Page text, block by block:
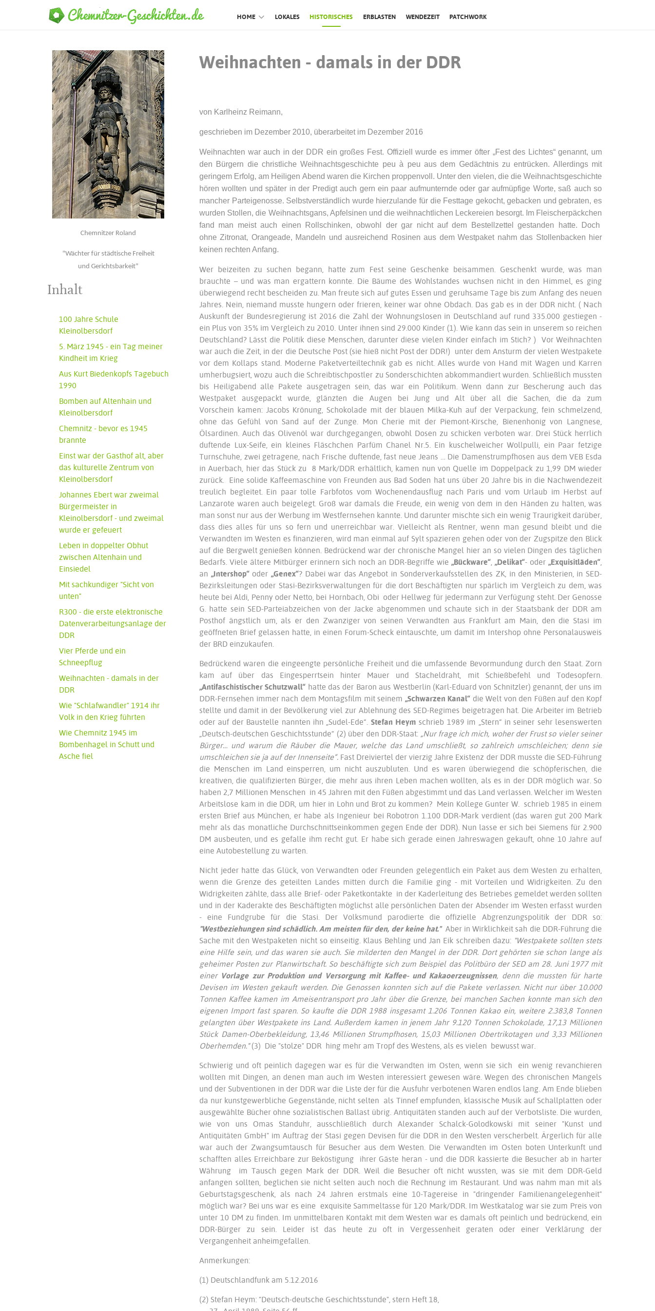
HOME LOKALES HISTORISCHES ERBLASTEN WENDEZEIT PATCHWORK
Chemnitzer Roland
"Wächter für städtische Freiheit
und Gerichtsbarkeit"
Inhalt
100 Jahre Schule
Kleinolbersdorf
5. März 1945 - ein Tag meiner
Kindheit im Krieg
Aus Kurt Biedenkopfs Tagebuch
1990
Bomben auf Altenhain und
Kleinolbersdorf
Chemnitz - bevor es 1945
brannte
Einst war der Gasthof alt, aber
das kulturelle Zentrum von
Kleinolbersdorf
Johannes Ebert war zweimal
Bürgermeister in
Kleinolbersdorf - und zweimal
wurde er gefeuert
Leben in doppelter Obhut
zwischen Altenhain und
Einsiedel
Mit sachkundiger "Sicht von
unten"
R300 - die erste elektronische
Datenverarbeitungsanlage der
DDR
Vier Pferde und ein
Schneepflug
Weihnachten - damals in der
DDR
Wie "Schlafwandler" 1914 ihr
Volk in den Krieg führten
Wie Chemnitz 1945 im
Bombenhagel in Schutt und
Asche fiel
Weihnachten - damals in der DDR
von Karlheinz Reimann,
geschrieben im Dezember 2010, überarbeitet im Dezember 2016
Weihnachten war auch in der DDR ein großes Fest. Offiziell wurde es immer öfter „Fest des Lichtes“ genannt, um
den Bürgern die christliche Weihnachtsgeschichte peu à peu aus dem Gedächtnis zu entrücken. Allerdings mit
geringem Erfolg, am Heiligen Abend waren die Kirchen proppenvoll. Unter den vielen, die die Weihnachtsgeschichte
hören wollten und später in der Predigt auch gern ein paar aufmunternde oder gar aufmüpfige Worte, saß auch so
mancher Parteigenosse. Selbstverständlich wurde hierzulande für die Festtage gekocht, gebacken und gebraten, es
wurden Stollen, die Weihnachtsgans, Apfelsinen und die weihnachtlichen Leckereien besorgt. Im Fleischerpäckchen
fand man meist auch einen Rollschinken, obwohl der gar nicht auf dem Bestellzettel gestanden hatte. Doch
ohne Zitronat, Orangeade, Mandeln und ausreichend Rosinen aus dem Westpaket nahm das Stollenbacken hier
keinen rechten Anfang.
Wer beizeiten zu suchen begann, hatte zum Fest seine Geschenke beisammen. Geschenkt wurde, was man
brauchte – und was man ergattern konnte. Die Bäume des Wohlstandes wuchsen nicht in den Himmel, es ging
überwiegend recht bescheiden zu. Man freute sich auf gutes Essen und geruhsame Tage bis zum Anfang des neuen
Jahres. Nein, niemand musste hungern oder frieren, keiner war ohne Obdach. Das gab es in der DDR nicht. ( Nach
Auskunft der Bundesregierung ist 2016 die Zahl der Wohnungslosen in Deutschland auf rund 335.000 gestiegen -
ein Plus von 35% im Vergleich zu 2010. Unter ihnen sind 29.000 Kinder (1). Wie kann das sein in unserem so reichen
Deutschland? Lässt die Politik diese Menschen, darunter diese vielen Kinder einfach im Stich? ) Vor Weihnachten
war auch die Zeit, in der die Deutsche Post (sie hieß nicht Post der DDR!) unter dem Ansturm der vielen Westpakete
vor dem Kollaps stand. Moderne Paketverteiltechnik gab es nicht. Alles wurde von Hand mit Wagen und Karren
umherbugsiert, wozu auch die Schreibtischpostler zu Sonderschichten abkommandiert wurden. Schließlich mussten
bis Heiligabend alle Pakete ausgetragen sein, das war ein Politikum. Wenn dann zur Bescherung auch das
Westpaket ausgepackt wurde, glänzten die Augen bei Jung und Alt über all die Sachen, die da zum
Vorschein kamen: Jacobs Krönung, Schokolade mit der blauen Milka-Kuh auf der Verpackung, fein schmelzend,
ohne das Gefühl von Sand auf der Zunge. Mon Cherie mit der Piemont-Kirsche, Bienenhonig von Langnese,
Ölsardinen. Auch das Olivenöl war durchgegangen, obwohl Dosen zu schicken verboten war. Drei Stück herrlich
duftende Lux-Seife, ein kleines Fläschchen Parfüm Chanel Nr.5. Ein kuschelweicher Wollpulli, ein Paar fetzige
Turnschuhe, zwei getragene, nach Frische duftende, fast neue Jeans … Die Damenstrumpfhosen aus dem VEB Esda
in Auerbach, hier das Stück zu 8 Mark/DDR erhältlich, kamen nun von Quelle im Doppelpack zu 1,99 DM wieder
zurück. Eine solide Kaffeemaschine von Freunden aus Bad Soden hat uns über 20 Jahre bis in die Nachwendezeit
treulich begleitet. Ein paar tolle Farbfotos vom Wochenendausflug nach Paris und vom Urlaub im Herbst auf
Lanzarote waren auch beigelegt. Groß war damals die Freude, ein wenig von dem in den Händen zu halten, was
man sonst nur aus der Werbung im Westfernsehen kannte. Und darunter mischte sich ein wenig Traurigkeit darüber,
dass dies alles für uns so fern und unerreichbar war. Vielleicht als Rentner, wenn man gesund bleibt und die
Verwandten im Westen es finanzieren, wird man einmal auf Sylt spazieren gehen oder von der Zugspitze den Blick
auf die Bergwelt genießen können. Bedrückend war der chronische Mangel hier an so vielen Dingen des täglichen
Bedarfs. Viele ältere Mitbürger erinnern sich noch an DDR-Begriffe wie „Bückware“, „Delikat“- oder „Exquisitläden“,
an „Intershop“oder „Genex“? Dabei war das Angebot in Sonderverkaufsstellen des ZK, in den Ministerien, in SED-
Bezirksleitungen oder Stasi-Bezirksverwaltungen für die dort Beschäftigten nur spärlich im Vergleich zu dem, was
heute bei Aldi, Penny oder Netto, bei Hornbach, Obi oder Hellweg für jedermann zur Verfügung steht. Der Genosse
G. hatte sein SED-Parteiabzeichen von der Jacke abgenommen und schaute sich in der Staatsbank der DDR am
Posthof ängstlich um, als er den Zwanziger von seinen Verwandten aus Frankfurt am Main, den die Stasi im
geöffneten Brief gelassen hatte, in einen Forum-Scheck eintauschte, um damit im Intershop ohne Personalausweis
der BRD einzukaufen.
Bedrückend waren die eingeengte persönliche Freiheit und die umfassende Bevormundung durch den Staat. Zorn
kam auf über das Eingesperrtsein hinter Mauer und Stacheldraht, mit Schießbefehl und Todesopfern.
„Antifaschistischer Schutzwall“ hatte das der Baron aus Westberlin (Karl-Eduard von Schnitzler) genannt, der uns im
DDR-Fernsehen immer nach dem Montagsfilm mit seinem „Schwarzen Kanal“ die Welt von den Füßen auf den Kopf
stellte und damit in der Bevölkerung viel zur Ablehnung des SED-Regimes beigetragen hat. Die Arbeiter im Betrieb
oder auf der Baustelle nannten ihn „Sudel-Ede“. Stefan Heym schrieb 1989 im „Stern“ in seiner sehr lesenswerten
„Deutsch-deutschen Geschichtsstunde“ (2) über den DDR-Staat: „Nur frage ich mich, woher der Frust so vieler seiner
Bürger… und warum die Räuber die Mauer, welche das Land umschließt, so zahlreich umschleichen; denn sie
umschleichen sie ja auf der Innenseite“. Fast Dreiviertel der vierzig Jahre Existenz der DDR musste die SED-Führung
die Menschen im Land einsperren, um nicht auszubluten. Und es waren überwiegend die schöpferischen, die
kreativen, die qualifizierten Bürger, die mehr aus ihren Leben machen wollten, als es in der DDR möglich war. So
haben 2,7 Millionen Menschen in 45 Jahren mit den Füßen abgestimmt und das Land verlassen. Welcher im Westen
Arbeitslose kam in die DDR, um hier in Lohn und Brot zu kommen? Mein Kollege Gunter W. schrieb 1985 in einem
ersten Brief aus München, er habe als Ingenieur bei Robotron 1.100 DDR-Mark verdient (das waren gut 200 Mark
mehr als das monatliche Durchschnittseinkommen gegen Ende der DDR). Nun lasse er sich bei Siemens für 2.900
DM ausbeuten, und es gefalle ihm recht gut. Er habe sich gerade einen Jahreswagen gekauft, ohne 10 Jahre auf
eine Autobestellung zu warten.
Nicht jeder hatte das Glück, von Verwandten oder Freunden gelegentlich ein Paket aus dem Westen zu erhalten,
wenn die Grenze des geteilten Landes mitten durch die Familie ging - mit Vorteilen und Widrigkeiten. Zu den
Widrigkeiten zählte, dass alle Brief- oder Paketkontakte in der Kaderleitung des Betriebes gemeldet werden sollten
und in der Kaderakte des Beschäftigten möglichst alle persönlichen Daten der Absender im Westen erfasst wurden
- eine Fundgrube für die Stasi. Der Volksmund parodierte die offizielle Abgrenzungspolitik der DDR so:
"Westbeziehungen sind schädlich. Am meisten für den, der keine hat." Aber in Wirklichkeit sah die DDR-Führung die
Sache mit den Westpaketen nicht so einseitig. Klaus Behling und Jan Eik schreiben dazu: "Westpakete sollten stets
eine Hilfe sein, und das waren sie auch. Sie milderten den Mangel in der DDR. Dort gehörten sie schon lange als
geheimer Posten zur Planwirtschaft. So beschäftigte sich zum Beispiel das Politbüro der SED am 28. Juni 1977 mit
einer Vorlage zur Produktion und Versorgung mit Kaffee- und Kakaoerzeugnissen, denn die mussten für harte
Devisen im Westen gekauft werden. Die Genossen konnten sich auf die Pakete verlassen. Nicht nur über 10.000
Tonnen Kaffee kamen im Ameisentransport pro Jahr über die Grenze, bei manchen Sachen konnte man sich den
eigenen Import fast sparen. So kaufte die DDR 1988 insgesamt 1.206 Tonnen Kakao ein, weitere 2.383,8 Tonnen
gelangten über Westpakete ins Land. Außerdem kamen in jenem Jahr 9.120 Tonnen Schokolade, 17,13 Millionen
Stück Damen-Oberbekleidung, 13,46 Millionen Strumpfhosen, 15,03 Millionen Obertrikotagen und 3,33 Millionen
Oberhemden."(3) Die "stolze" DDR hing mehr am Tropf des Westens, als es vielen bewusst war.
Schwierig und oft peinlich dagegen war es für die Verwandten im Osten, wenn sie sich ein wenig revanchieren
wollten mit Dingen, an denen man auch im Westen interessiert gewesen wäre. Wegen des chronischen Mangels
und der Subventionen in der DDR war die Liste der für die Ausfuhr verbotenen Waren endlos lang. Am Ende blieben
da nur kunstgewerbliche Gegenstände, nicht selten als Tinnef empfunden, klassische Musik auf Schallplatten oder
ausgewählte Bücher ohne sozialistischen Ballast übrig. Antiquitäten standen auch auf der Verbotsliste. Die wurden,
wie von uns Omas Standuhr, ausschließlich durch Alexander Schalck-Golodkowski mit seiner "Kunst und
Antiquitäten GmbH" im Auftrag der Stasi gegen Devisen für die DDR in den Westen verscherbelt. Ärgerlich für alle
war auch der Zwangsumtausch für Besucher aus dem Westen. Die Verwandten im Osten boten Unterkunft und
schafften alles Erreichbare zur Beköstigung ihrer Gäste heran - und die DDR kassierte die Besucher ab in harter
Währung im Tausch gegen Mark der DDR. Weil die Besucher oft nicht wussten, was sie mit dem DDR-Geld
anfangen sollten, beglichen sie nicht selten auch noch die Rechnung im Restaurant. Und was nahm man mit als
Geburtstagsgeschenk, als nach 24 Jahren erstmals eine 10-Tagereise in "dringender Familienangelegenheit"
möglich war? Bei uns war es eine exquisite Sammeltasse für 120 Mark/DDR. Im Westkatalog war sie zum Preis von
unter 10 DM zu finden. Im unmittelbaren Kontakt mit dem Westen war es damals oft peinlich und bedrückend, ein
DDR-Bürger zu sein. Leider ist das heute zu oft in Vergessenheit geraten oder einer Verklärung der
Vergangenheit anheimgefallen.
Anmerkungen:
(1) Deutschlandfunk am 5.12.2016
(2) Stefan Heym: "Deutsch-deutsche Geschichtsstunde", stern Heft 18,